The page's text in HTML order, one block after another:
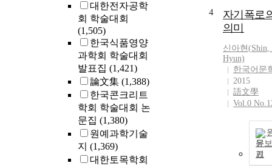
대한전자공학
회 학술대회
(1,505)
한국식품영양
과학회 학술대회
발표집 (1,421)
論文集 (1,388)
한국콘크리트
학회 학술대회 논
문집 (1,380)
원예과학기술
지 (1,369)
대한토목학회
4
자기폭로
의미
신아현(Shin,
Hyun)
한국어문
2015
語文學
Vol.0
문보
기